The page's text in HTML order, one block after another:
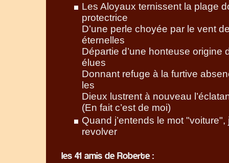
Les Aloyaux ternissent la plage
protectrice
D’une perle choyée par le vent
éternelles
Départie d’une honteuse origine
élues
Donnant refuge à la furtive
les
Dieux lustrent à nouveau
(En fait c’est de moi)
Quand j’entends le mot
revolver
les 41 amis de Roberte :